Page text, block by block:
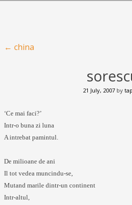
Post navigation
← china
21 July, 2007 by
‘Ce mai faci?’
Intr-o buna zi luna
A intrebat pamintul.
De milioane de ani
Il tot vedea muncindu-se,
Mutand marile dintr-un continent
Intr-altul,